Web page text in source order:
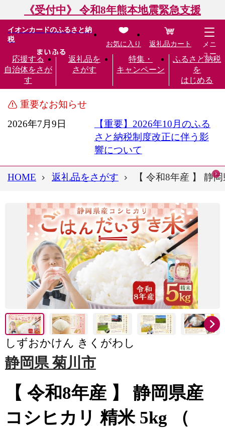
《受付中》 令和8年熊本地震緊急支援
イオンカードのふるさと納
税
応援する
自治体をさが
す
返礼品を
さがす
特集・
キャンペーン
ふるさと納税
を
はじめる
お気に入り 返礼品カート
メニ
ュー
重要なお知らせ
2026年7月9日
【重要】2026年10月のふる
さと納税制度改正に伴う影
響について
HOME 返礼品をさがす 【 令和8年産 】 静
しずおかけん きくがわし
静岡県 菊川市
【 令和8年産 】 静岡県産
コシヒカリ 精米 5kg （